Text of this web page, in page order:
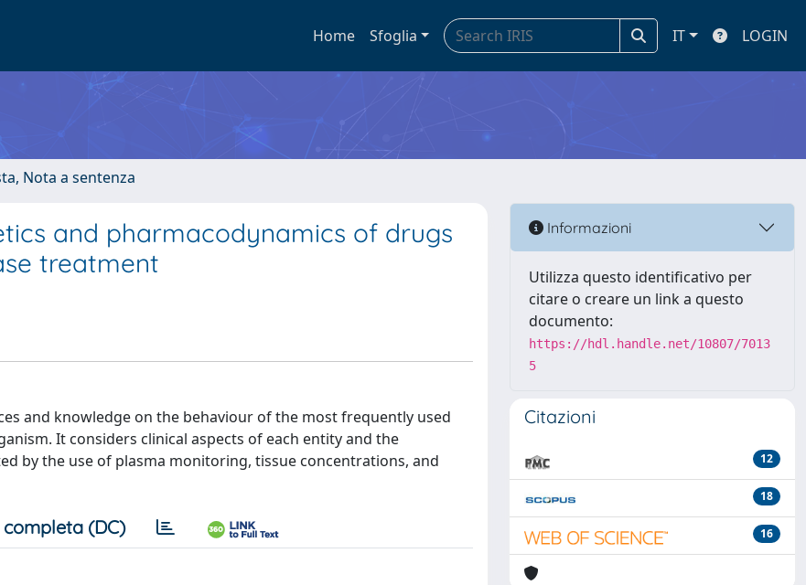
Home Sfoglia IT LOGIN
Nota a sentenza
and pharmacodynamics of drugs
treatment
and knowledge on the behaviour of the most frequently used
It considers clinical aspects of each entity and the
by the use of plasma monitoring, tissue concentrations, and
completa (DC)
Informazioni
Utilizza questo identificativo per
citare o creare un link a questo
documento:
https://hdl.handle.net/10807/7013
5
Citazioni
12
18
16